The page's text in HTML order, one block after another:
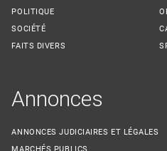
POLITIQUE
SOCIÉTÉ
FAITS DIVERS
Annonces
ANNONCES JUDICIAIRES ET LÉGALES
MARCHÉS PUBLICS